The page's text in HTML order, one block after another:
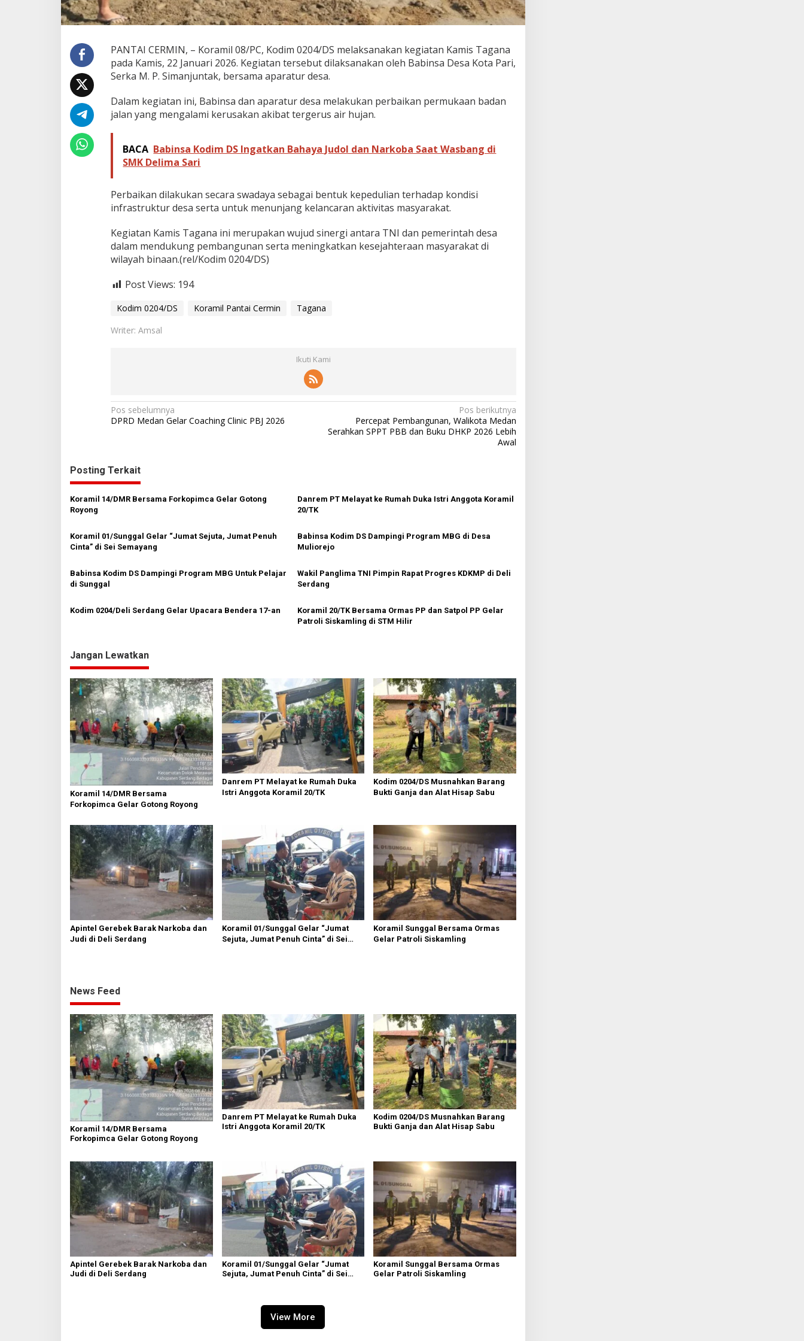
i
k
a
l
a
n
u
s
PANTAI CERMIN, – Koramil 08/PC, Kodim 0204/DS melaksanakan kegiatan Kamis Tagana
pada Kamis, 22 Januari 2026. Kegiatan tersebut dilaksanakan oleh Babinsa Desa Kota Pari,
Serka M. P. Simanjuntak, bersama aparatur desa.
Dalam kegiatan ini, Babinsa dan aparatur desa melakukan perbaikan permukaan badan
jalan yang mengalami kerusakan akibat tergerus air hujan.
BACA Babinsa Kodim DS Ingatkan Bahaya Judol dan Narkoba Saat Wasbang di
SMK Delima Sari
Perbaikan dilakukan secara swadaya sebagai bentuk kepedulian terhadap kondisi
infrastruktur desa serta untuk menunjang kelancaran aktivitas masyarakat.
Kegiatan Kamis Tagana ini merupakan wujud sinergi antara TNI dan pemerintah desa
dalam mendukung pembangunan serta meningkatkan kesejahteraan masyarakat di
wilayah binaan.(rel/Kodim 0204/DS)
Post Views: 194
Kodim 0204/DS Koramil Pantai Cermin
Tagana
Writer: Amsal
Ikuti Kami
N
a
i
g
a
i
p
s
Pos sebelumnya
DPRD Medan Gelar Coaching Clinic PBJ 2026
Pos berikutnya
Percepat Pembangunan, Walikota Medan
Serahkan SPPT PBB dan Buku DHKP 2026 Lebih
Awal
Posting Terkait
Koramil 14/DMR Bersama Forkopimca Gelar Gotong
Royong
Danrem PT Melayat ke Rumah Duka Istri Anggota Koramil
20/TK
Koramil 01/Sunggal Gelar “Jumat Sejuta, Jumat Penuh
Cinta” di Sei Semayang
Babinsa Kodim DS Dampingi Program MBG di Desa
Muliorejo
Babinsa Kodim DS Dampingi Program MBG Untuk Pelajar
di Sunggal
Wakil Panglima TNI Pimpin Rapat Progres KDKMP di Deli
Serdang
Kodim 0204/Deli Serdang Gelar Upacara Bendera 17-an
Koramil 20/TK Bersama Ormas PP dan Satpol PP Gelar
Patroli Siskamling di STM Hilir
Jangan Lewatkan
Koramil 14/DMR Bersama
Forkopimca Gelar Gotong Royong
Danrem PT Melayat ke Rumah Duka
Istri Anggota Koramil 20/TK
Kodim 0204/DS Musnahkan Barang
Bukti Ganja dan Alat Hisap Sabu
Apintel Gerebek Barak Narkoba dan
Judi di Deli Serdang
Koramil 01/Sunggal Gelar “Jumat
Sejuta, Jumat Penuh Cinta” di Sei
Koramil Sunggal Bersama Ormas
Gelar Patroli Siskamling
News Feed
Koramil 14/DMR Bersama
Forkopimca Gelar Gotong Royong
Danrem PT Melayat ke Rumah Duka
Istri Anggota Koramil 20/TK
Kodim 0204/DS Musnahkan Barang
Bukti Ganja dan Alat Hisap Sabu
Apintel Gerebek Barak Narkoba dan
Judi di Deli Serdang
Koramil 01/Sunggal Gelar “Jumat
Sejuta, Jumat Penuh Cinta” di Sei
Koramil Sunggal Bersama Ormas
Gelar Patroli Siskamling
View More